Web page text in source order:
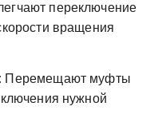
переключение
вращения
Перемещают муфты
нужной